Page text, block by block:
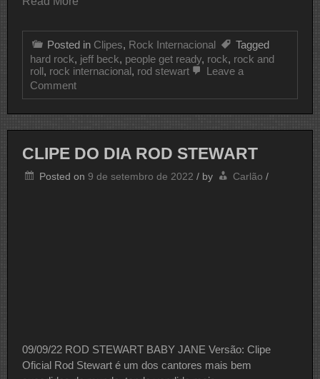
Posted in Clipes, Rock Internacional
Tagged
hard rock, jeff beck, people get ready, rock, rock and
roll, rock internacional, rod stewart
Leave a
Commenton
CLIPE
ROD
STEWART
CLIPE DO DIA ROD STEWART
Posted on 9 de setembro de 2022 / by Carlão /
09/09/22 ROD STEWART BABY JANE Versão: Clipe
Oficial Rod Stewart é um dos cantores mais bem